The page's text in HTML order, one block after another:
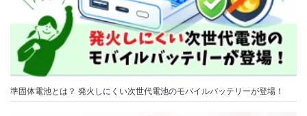
準固体電池とは？ 発火しにくい次世代電池のモバイルバッテリーが登場！